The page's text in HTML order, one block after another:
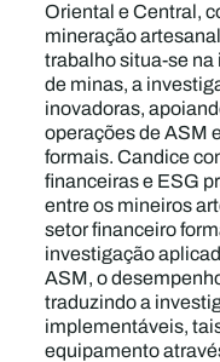
Oriental e Central,
mineração
trabalho situa-se
de minas, a
inovadoras,
operações de ASM
formais. Candice
financeiras e ESG
entre os mineiros
setor financeiro
investigação
ASM, o
traduzindo a
implementáveis,
equipamento